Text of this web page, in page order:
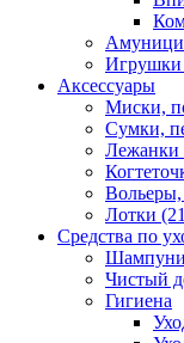
Игрушки
Аксессуары
Миски,
Сумки,
Лежанки
Вольеры,
Лотки
Средства по
Чистый
Гигиена